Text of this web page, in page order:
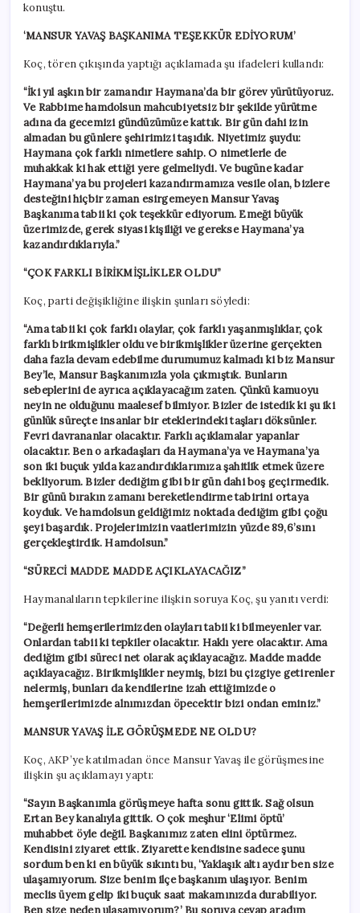
demişti
konuştu.
‘MANSUR YAVAŞ BAŞKANIMA TEŞEKKÜR EDİYORUM’
Koç, tören çıkışında yaptığı açıklamada şu ifadeleri kullandı:
“İki yıl aşkın bir zamandır Haymana’da bir görev yürütüyoruz.
Ve Rabbime hamdolsun mahcubiyetsiz bir şekilde yürütme
adına da gecemizi gündüzümüze kattık. Bir gün dahi izin
almadan bu günlere şehirimizi taşıdık. Niyetimiz şuydu:
Haymana çok farklı nimetlere sahip. O nimetlerle de
muhakkak ki hak ettiği yere gelmeliydi. Ve bugüne kadar
Haymana’ya bu projeleri kazandırmamıza vesile olan, bizlere
desteğini hiçbir zaman esirgemeyen Mansur Yavaş
Başkanıma tabii ki çok teşekkür ediyorum. Emeği büyük
üzerimizde, gerek siyasi kişiliği ve gerekse Haymana’ya
kazandırdıklarıyla.”
“ÇOK FARKLI BİRİKMİŞLİKLER OLDU”
Koç, parti değişikliğine ilişkin şunları söyledi:
“Ama tabii ki çok farklı olaylar, çok farklı yaşanmışlıklar, çok
farklı birikmişlikler oldu ve birikmişlikler üzerine gerçekten
daha fazla devam edebilme durumumuz kalmadı ki biz Mansur
Bey’le, Mansur Başkanımızla yola çıkmıştık. Bunların
sebeplerini de ayrıca açıklayacağım zaten. Çünkü kamuoyu
neyin ne olduğunu maalesef bilmiyor. Bizler de istedik ki şu iki
günlük süreçte insanlar bir eteklerindeki taşları döksünler.
Fevri davrananlar olacaktır. Farklı açıklamalar yapanlar
olacaktır. Ben o arkadaşları da Haymana’ya ve Haymana’ya
son iki buçuk yılda kazandırdıklarımıza şahitlik etmek üzere
bekliyorum. Bizler dediğim gibi bir gün dahi boş geçirmedik.
Bir günü bırakın zamanı bereketlendirme tabirini ortaya
koyduk. Ve hamdolsun geldiğimiz noktada dediğim gibi çoğu
şeyi başardık. Projelerimizin vaatlerimizin yüzde 89,6’sını
gerçekleştirdik. Hamdolsun.”
“SÜRECİ MADDE MADDE AÇIKLAYACAĞIZ”
Haymanalıların tepkilerine ilişkin soruya Koç, şu yanıtı verdi:
“Değerli hemşerilerimizden olayları tabii ki bilmeyenler var.
Onlardan tabii ki tepkiler olacaktır. Haklı yere olacaktır. Ama
dediğim gibi süreci net olarak açıklayacağız. Madde madde
açıklayacağız. Birikmişlikler neymiş, bizi bu çizgiye getirenler
nelermiş, bunları da kendilerine izah ettiğimizde o
hemşerilerimizde alnımızdan öpecektir bizi ondan eminiz.”
MANSUR YAVAŞ İLE GÖRÜŞMEDE NE OLDU?
Koç, AKP’ye katılmadan önce Mansur Yavaş ile görüşmesine
ilişkin şu açıklamayı yaptı:
“Sayın Başkanımla görüşmeye hafta sonu gittik. Sağ olsun
Ertan Bey kanalıyla gittik. O çok meşhur ‘Elimi öptü’
muhabbet öyle değil. Başkanımız zaten elini öptürmez.
Kendisini ziyaret ettik. Ziyarette kendisine sadece şunu
sordum ben ki en büyük sıkıntı bu, ‘Yaklaşık altı aydır ben size
ulaşamıyorum. Size benim ilçe başkanım ulaşıyor. Benim
meclis üyem gelip iki buçuk saat makamınızda durabiliyor.